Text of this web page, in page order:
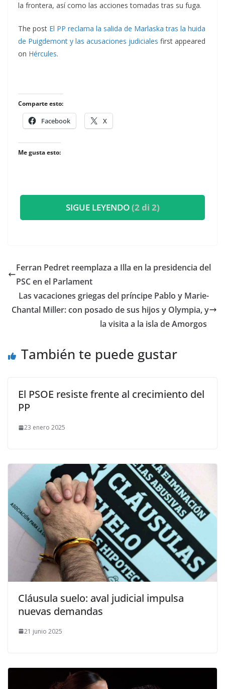
la frontera, así como las acciones tomadas tras su fuga.
The post El PP reclama la salida de Marlaska tras la huida
de Puigdemont y las acusaciones judiciales first appeared
on Hércules.
Comparte esto:
Facebook X
Me gusta esto:
SIGUE LEYENDO(2 di 2)
Ferran Pedret reemplaza a Illa en la presidencia del
PSC en el Parlament
​Las vacaciones griegas del príncipe Pablo y Marie-
Chantal Miller: con posado de sus hijos y Olympia, y
la visita a la isla de Amorgos
También te puede gustar
El PSOE resiste frente al crecimiento del
PP
23 enero 2025
Cláusula suelo: aval judicial impulsa
nuevas demandas
21 junio 2025